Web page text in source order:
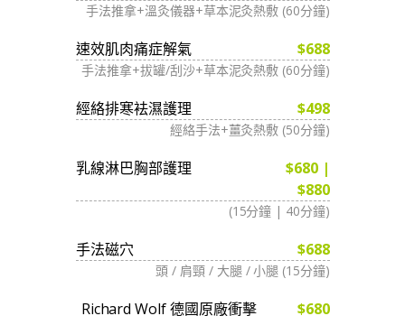
手法推拿+溫灸儀器+草本泥灸熱敷 (60分鐘)
速效肌肉痛症解氣 $688
手法推拿+拔罐/刮沙+草本泥灸熱敷 (60分鐘)
經絡排寒袪濕護理 $498
經絡手法+薑灸熱敷 (50分鐘)
乳線淋巴胸部護理
$680 |
$880
(15分鐘 | 40分鐘)
手法磁穴 $688
頭 / 肩頸 / 大腿 / 小腿 (15分鐘)
Richard Wolf 德國原廠衝擊
$680